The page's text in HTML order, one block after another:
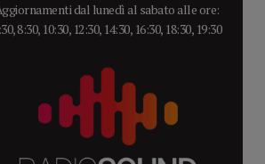
dal lunedì al sabato alle ore:
8:30, 10:30, 12:30, 14:30, 16:30, 18:30, 19:30